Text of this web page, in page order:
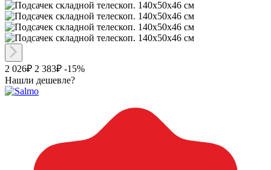
2 026₽ 2 383₽ -15%
Нашли дешевле?